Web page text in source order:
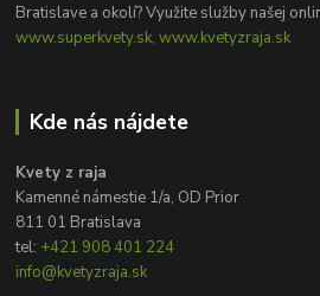
Bratislave a okolí? Využite služby našej
www.superkvety.sk, www.kvetyzraja.sk
Kde nás nájdete
Kvety z raja
Kamenné námestie 1/a, OD Prior
811 01 Bratislava
tel: +421 908 401 224
info@kvetyzraja.sk